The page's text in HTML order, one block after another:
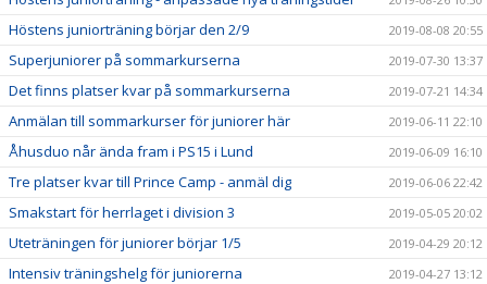
Höstens juniorträning börjar den 2/9 2019-08-08 20:55
Superjuniorer på sommarkurserna 2019-07-30 13:37
Det finns platser kvar på sommarkurserna 2019-07-21 14:34
Anmälan till sommarkurser för juniorer här 2019-06-11 22:10
Åhusduo når ända fram i PS15 i Lund 2019-06-09 16:10
Tre platser kvar till Prince Camp - anmäl dig 2019-06-06 22:42
Smakstart för herrlaget i division 3 2019-05-05 20:02
Uteträningen för juniorer börjar 1/5 2019-04-29 20:12
Intensiv träningshelg för juniorerna 2019-04-27 13:12